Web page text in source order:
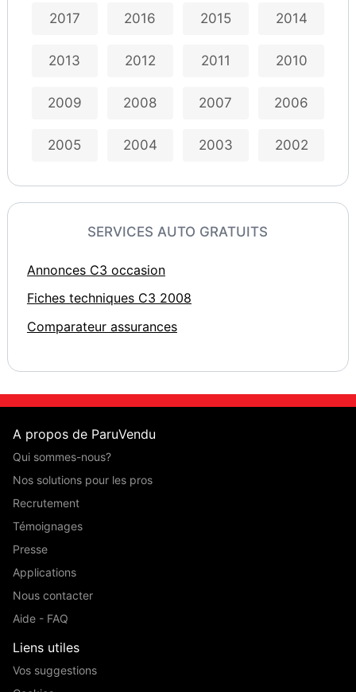
2017 2016 2015 2014
2013 2012 2011 2010
2009 2008 2007 2006
2005 2004 2003 2002
SERVICES AUTO GRATUITS
Annonces C3 occasion
Fiches techniques C3 2008
Comparateur assurances
A propos de ParuVendu
Qui sommes-nous?
Nos solutions pour les pros
Recrutement
Témoignages
Presse
Applications
Nous contacter
Aide - FAQ
Liens utiles
Vos suggestions